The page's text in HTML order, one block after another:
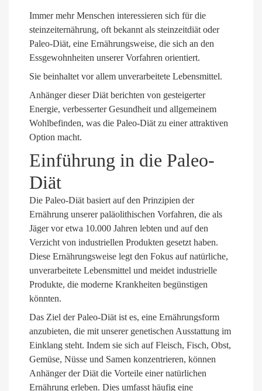
Immer mehr Menschen interessieren sich für die
steinzeiternährung, oft bekannt als steinzeitdiät oder
Paleo-Diät, eine Ernährungsweise, die sich an den
Essgewohnheiten unserer Vorfahren orientiert.
Sie beinhaltet vor allem unverarbeitete Lebensmittel.
Anhänger dieser Diät berichten von gesteigerter
Energie, verbesserter Gesundheit und allgemeinem
Wohlbefinden, was die Paleo-Diät zu einer attraktiven
Option macht.
Einführung in die Paleo-
Diät
Die Paleo-Diät basiert auf den Prinzipien der
Ernährung unserer paläolithischen Vorfahren, die als
Jäger vor etwa 10.000 Jahren lebten und auf den
Verzicht von industriellen Produkten gesetzt haben.
Diese Ernährungsweise legt den Fokus auf natürliche,
unverarbeitete Lebensmittel und meidet industrielle
Produkte, die moderne Krankheiten begünstigen
könnten.
Das Ziel der Paleo-Diät ist es, eine Ernährungsform
anzubieten, die mit unserer genetischen Ausstattung im
Einklang steht. Indem sie sich auf Fleisch, Fisch, Obst,
Gemüse, Nüsse und Samen konzentrieren, können
Anhänger der Diät die Vorteile einer natürlichen
Ernährung erleben. Dies umfasst häufig eine